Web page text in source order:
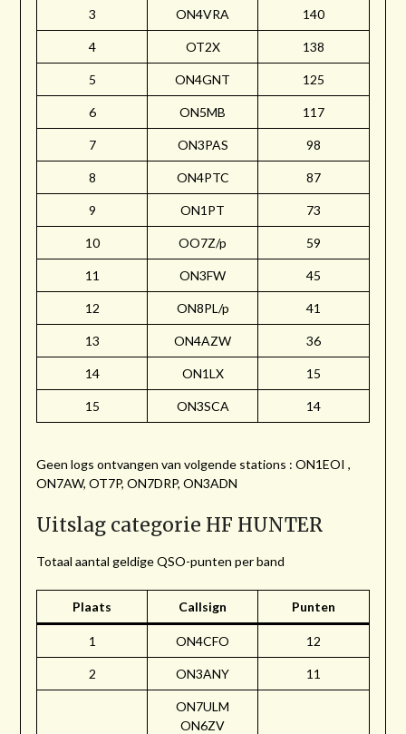
3 ON4VRA 140
4 OT2X 138
5 ON4GNT 125
6 ON5MB 117
7 ON3PAS 98
8 ON4PTC 87
9 ON1PT 73
10 OO7Z/p 59
11 ON3FW 45
12 ON8PL/p 41
13 ON4AZW 36
14 ON1LX 15
15 ON3SCA 14
Geen logs ontvangen van volgende stations : ON1EOI ,
ON7AW, OT7P, ON7DRP, ON3ADN
Uitslag categorie HF HUNTER
Totaal aantal geldige QSO-punten per band
Plaats Callsign Punten
1 ON4CFO 12
2 ON3ANY 11
ON7ULM
ON6ZV